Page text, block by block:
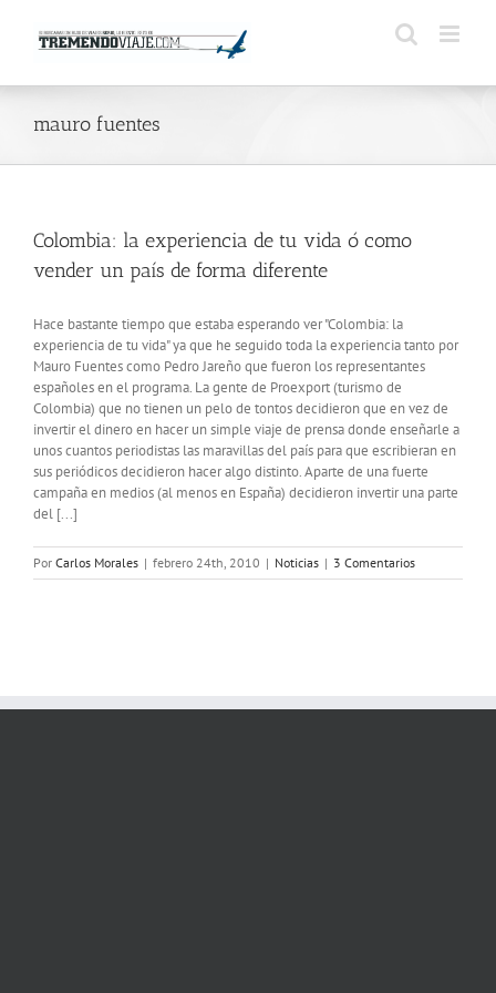
contenido
mauro fuentes
Colombia: la experiencia de tu vida ó como
vender un país de forma diferente
Hace bastante tiempo que estaba esperando ver "Colombia: la
experiencia de tu vida" ya que he seguido toda la experiencia tanto por
Mauro Fuentes como Pedro Jareño que fueron los representantes
españoles en el programa. La gente de Proexport (turismo de
Colombia) que no tienen un pelo de tontos decidieron que en vez de
invertir el dinero en hacer un simple viaje de prensa donde enseñarle a
unos cuantos periodistas las maravillas del país para que escribieran en
sus periódicos decidieron hacer algo distinto. Aparte de una fuerte
campaña en medios (al menos en España) decidieron invertir una parte
del [...]
Por Carlos Morales | febrero 24th, 2010 | Noticias | 3 Comentarios